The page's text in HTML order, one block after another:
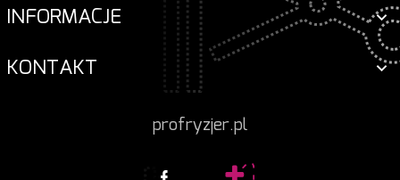
INFORMACJE
KONTAKT
profryzjer.pl